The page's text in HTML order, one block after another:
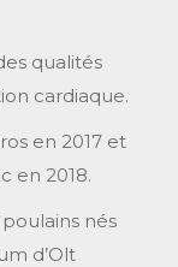
qualités
cardiaque.
en 2017 et
en 2018.
nés
d’Olt